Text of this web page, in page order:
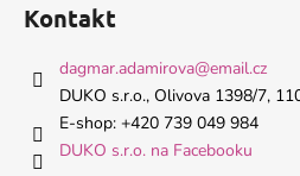
c
í
Kontakt
dagmar.adamirova@email.cz
DUKO s.r.o., Olivova 1398/7,
E-shop: +420 739 049 984
DUKO s.r.o. na Facebooku